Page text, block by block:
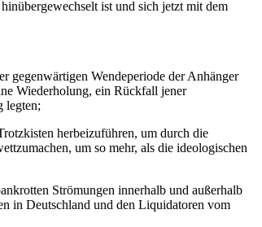
ist und sich jetzt mit dem
gegenwärtigen Wendeperiode der Anhänger
Wiederholung, ein Rückfall jener
legten;
herbeizuführen, um durch die
um so mehr, als die ideologischen
Strömungen innerhalb und außerhalb
in Deutschland und den Liquidatoren vom